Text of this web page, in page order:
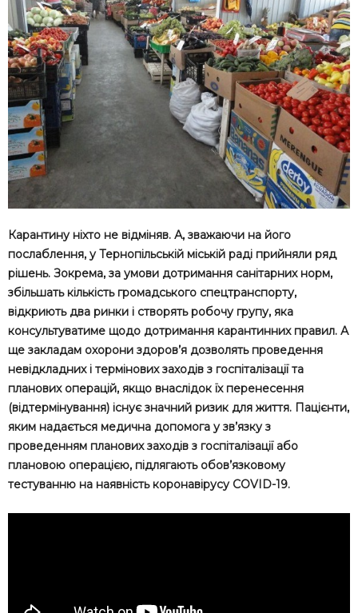
Карантину ніхто не відміняв. А, зважаючи на його
послаблення, у Тернопільській міській раді прийняли ряд
рішень. Зокрема, за умови дотримання санітарних норм,
збільшать кількість громадського спецтранспорту,
відкриють два ринки і створять робочу групу, яка
консультуватиме щодо дотримання карантинних правил. А
ще закладам охорони здоров’я дозволять проведення
невідкладних і термінових заходів з госпіталізації та
планових операцій, якщо внаслідок їх перенесення
(відтермінування) існує значний ризик для життя. Пацієнти,
яким надається медична допомога у зв’язку з
проведенням планових заходів з госпіталізації або
плановою операцією, підлягають обов’язковому
тестуванню на наявність коронавірусу COVID-19.